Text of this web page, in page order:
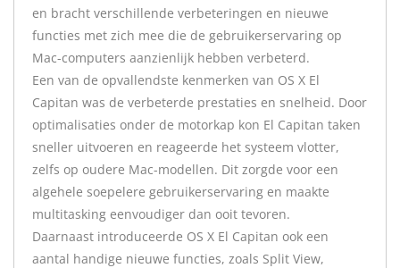
en bracht verschillende verbeteringen en nieuwe
functies met zich mee die de gebruikerservaring op
Mac-computers aanzienlijk hebben verbeterd.
Een van de opvallendste kenmerken van OS X El
Capitan was de verbeterde prestaties en snelheid. Door
optimalisaties onder de motorkap kon El Capitan taken
sneller uitvoeren en reageerde het systeem vlotter,
zelfs op oudere Mac-modellen. Dit zorgde voor een
algehele soepelere gebruikerservaring en maakte
multitasking eenvoudiger dan ooit tevoren.
Daarnaast introduceerde OS X El Capitan ook een
aantal handige nieuwe functies, zoals Split View,